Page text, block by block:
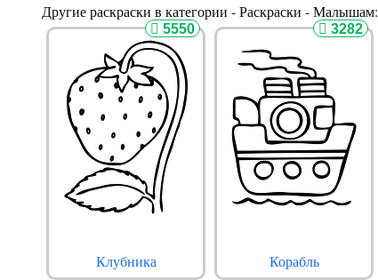
Другие раскраски в категории - Раскраски - Малышам:
5550
Клубника
3282
Корабль